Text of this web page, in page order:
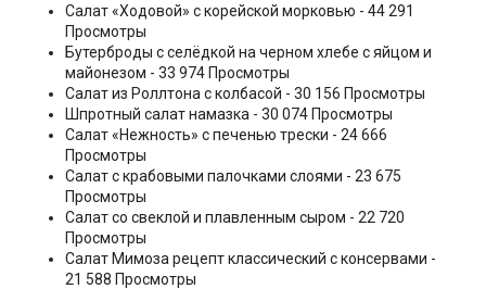
Салат «Ходовой» с корейской морковью - 44 291
Просмотры
Бутерброды с селёдкой на черном хлебе с яйцом и
майонезом - 33 974 Просмотры
Салат из Роллтона с колбасой - 30 156 Просмотры
Шпротный салат намазка - 30 074 Просмотры
Салат «Нежность» с печенью трески - 24 666
Просмотры
Салат с крабовыми палочками слоями - 23 675
Просмотры
Салат со свеклой и плавленным сыром - 22 720
Просмотры
Салат Мимоза рецепт классический с консервами -
21 588 Просмотры